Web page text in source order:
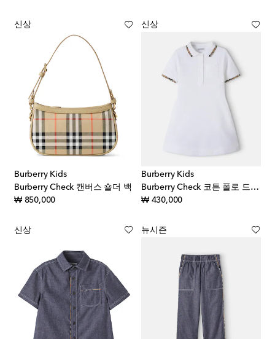
신상
Burberry Kids
Burberry Check 캔버스 숄더 백
₩ 850,000original price
신상
Burberry Kids
Burberry Check 코튼 폴로 드레스
₩ 430,000original price
신상 뉴시즌